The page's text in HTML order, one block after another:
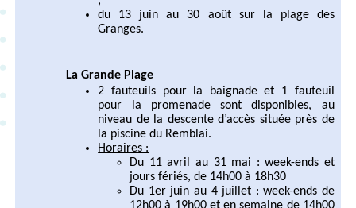
du 13 juin au 30 août sur la plage des
Granges.
La Grande Plage
2 fauteuils pour la baignade et 1 fauteuil
pour la promenade sont disponibles, au
niveau de la descente d’accès située près de
la piscine du Remblai.
Horaires :
Du 11 avril au 31 mai : week-ends et
jours fériés, de 14h00 à 18h30
Du 1er juin au 4 juillet : week-ends de
12h00 à 19h00 et en semaine de 14h00